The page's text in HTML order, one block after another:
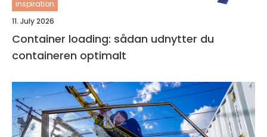
inspiration
11. July 2026
Container loading: sådan udnytter du
containeren optimalt